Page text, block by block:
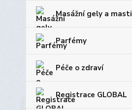
Masážní gely a masti
Parfémy
Péče o zdraví
Registrace GLOBAL